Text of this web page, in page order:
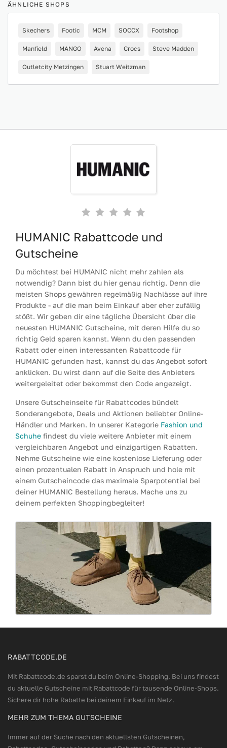
ÄHNLICHE SHOPS
Skechers Footic MCM SOCCX Footshop
Manfield MANGO Avena Crocs Steve Madden
Outletcity Metzingen Stuart Weitzman
HUMANIC Rabattcode und
Gutscheine
Du möchtest bei HUMANIC nicht mehr zahlen als
notwendig? Dann bist du hier genau richtig. Denn die
meisten Shops gewähren regelmäßig Nachlässe auf ihre
Produkte - auf die man beim Einkauf aber eher zufällig
stößt. Wir geben dir eine tägliche Übersicht über die
neuesten HUMANIC Gutscheine, mit deren Hilfe du so
richtig Geld sparen kannst. Wenn du den passenden
Rabatt oder einen interessanten Rabattcode für
HUMANIC gefunden hast, kannst du das Angebot sofort
anklicken. Du wirst dann auf die Seite des Anbieters
weitergeleitet oder bekommst den Code angezeigt.
Unsere Gutscheinseite für Rabattcodes bündelt
Sonderangebote, Deals und Aktionen beliebter Online-
Händler und Marken. In unserer Kategorie Fashion und
Schuhe findest du viele weitere Anbieter mit einem
vergleichbaren Angebot und einzigartigen Rabatten.
Nehme Gutscheine wie eine kostenlose Lieferung oder
einen prozentualen Rabatt in Anspruch und hole mit
einem Gutscheincode das maximale Sparpotential bei
deiner HUMANIC Bestellung heraus. Mache uns zu
deinem perfekten Shoppingbegleiter!
RABATTCODE.DE
Mit Rabattcode.de sparst du beim Online-Shopping. Bei uns findest
du aktuelle Gutscheine mit Rabattcode für tausende Online-Shops.
Sichere dir hohe Rabatte bei deinem Einkauf im Netz.
MEHR ZUM THEMA GUTSCHEINE
Immer auf der Suche nach den aktuellsten Gutscheinen,